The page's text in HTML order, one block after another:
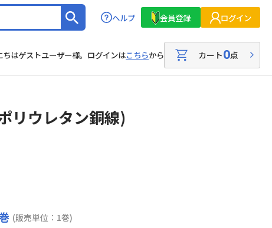
ヘルプ 会員登録 ログイン
ちはゲストユーザー様。ログインはこちらから カート0点
リウレタン銅線)
(販売単位：1巻)